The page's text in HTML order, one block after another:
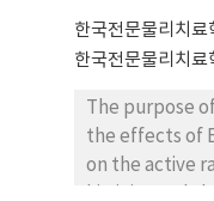
의 BBT 점수는
14%(33점에서
으로)로 증가되
16%(21.5점에
로), 0%(46점에
었다. 대상 자 1,
되었을 시 각각
한국전문물리치료
한국전문물리치료
The purpose
the effects of
on the active